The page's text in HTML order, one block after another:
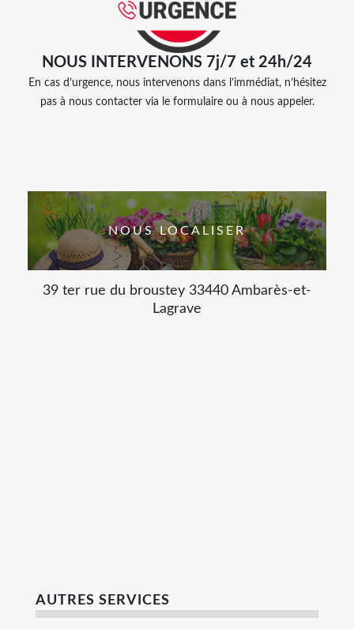
NOUS INTERVENONS 7j/7 et 24h/24
En cas d’urgence, nous intervenons dans l’immédiat, n’hésitez
pas à nous contacter via le formulaire ou à nous appeler.
NOUS LOCALISER
39 ter rue du broustey 33440 Ambarès-et-
Lagrave
AUTRES SERVICES